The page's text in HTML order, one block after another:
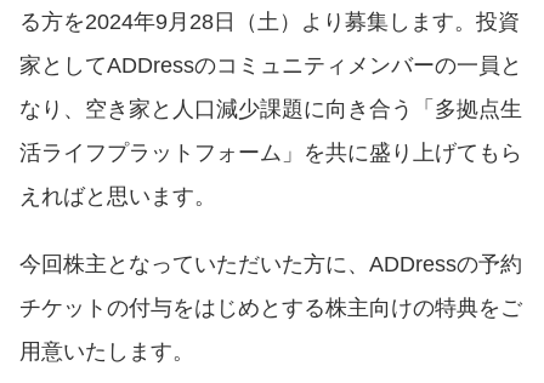
る方を2024年9月28日（土）より募集します。投資
家としてADDressのコミュニティメンバーの一員と
なり、空き家と人口減少課題に向き合う「多拠点生
活ライフプラットフォーム」を共に盛り上げてもら
えればと思います。
今回株主となっていただいた方に、ADDressの予約
チケットの付与をはじめとする株主向けの特典をご
用意いたします。